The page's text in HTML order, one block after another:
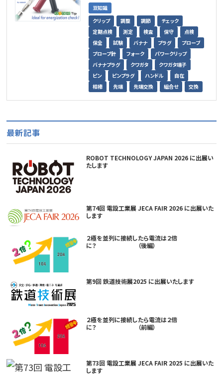
豆知識
クリップ
調整 調節
チェック
定期点検
測定 検査 保守
点検
保全
試験 バナナ プラグ
プローブ
プローブ針
フォーク
パワークリップ
バナナプラグ
クワガタ
クワガタ端子
ピン
ピンプラグ ハンドル
自在
相棒
先端 先端交換 組合せ 交換
最新記事
ROBOT TECHNOLOGY JAPAN 2026 に出展い
たします
第74回 電設工業展 JECA FAIR 2026 に出展いた
します
２極を並列に接続したら電流は２倍
に？ （後編）
第9回 鉄道技術展2025 に出展いたします
２極を並列に接続したら電流は２倍
に？ （前編）
第73回 電設工業展 JECA FAIR 2025 に出展いた
します